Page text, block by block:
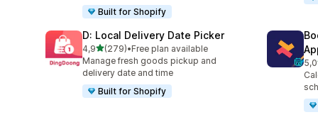
Built for Shopify
D: Local Delivery Date Picker
4,9z 5 hvězd
(279)
Celkový počet recenzí: 279
•Free plan available
Manage fresh goods pickup and
delivery date and time
Built for Shopify
5,0